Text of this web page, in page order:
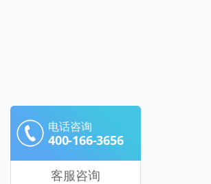
电话咨询
400-166-3656
客服咨询